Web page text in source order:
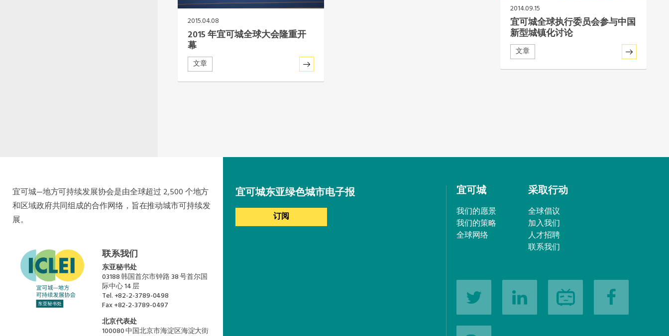
2015.04.08
2015 年宜可城全球大会隆重开
幕
文章
2014.09.15
宜可城全球执行委员会参与中国
新型城镇化讨论
文章
宜可城—地方可持续发展协会是由全球超过 2,500 个地方
和区域政府共同组成的合作网络，旨在推动城市可持续发
展。
联系我们
东亚秘书处
03188 韩国首尔市钟路 38 号首尔国
际中心 14 层
Tel. +82-2-3789-0498
Fax+82-2-3789-0497
北京代表处
100080 中国北京市海淀区海淀大街
宜可城东亚绿色城市电子报
订阅
宜可城
我们的愿景
我们的策略
全球网络
采取行动
全球倡议
加入我们
人才招聘
联系我们